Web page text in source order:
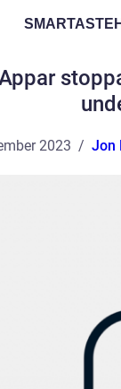
2023 Jon